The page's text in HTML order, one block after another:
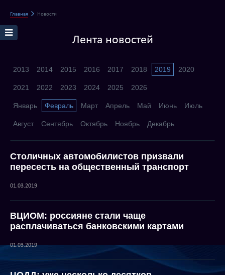
Главная Новости
Лента новостей
2013 2014 2015 2016 2017 2018 2019 2020
2021 2022 2023 2024 2025 2026
Январь Февраль Март Апрель Май Июнь Июль
Август Сентябрь Октябрь Ноябрь Декабрь
Столичных автомобилистов призвали
пересесть на общественный транспорт
01.03.2019
ВЦИОМ: россияне стали чаще
расплачиваться банковскими картами
01.03.2019